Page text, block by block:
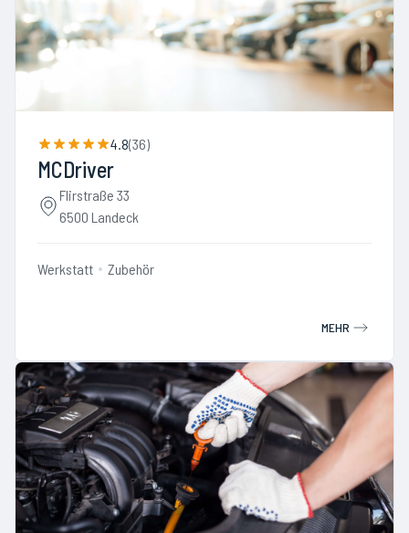
4.8(36)
MCDriver
Flirstraße 33
6500 Landeck
Werkstatt Zubehör
MEHR